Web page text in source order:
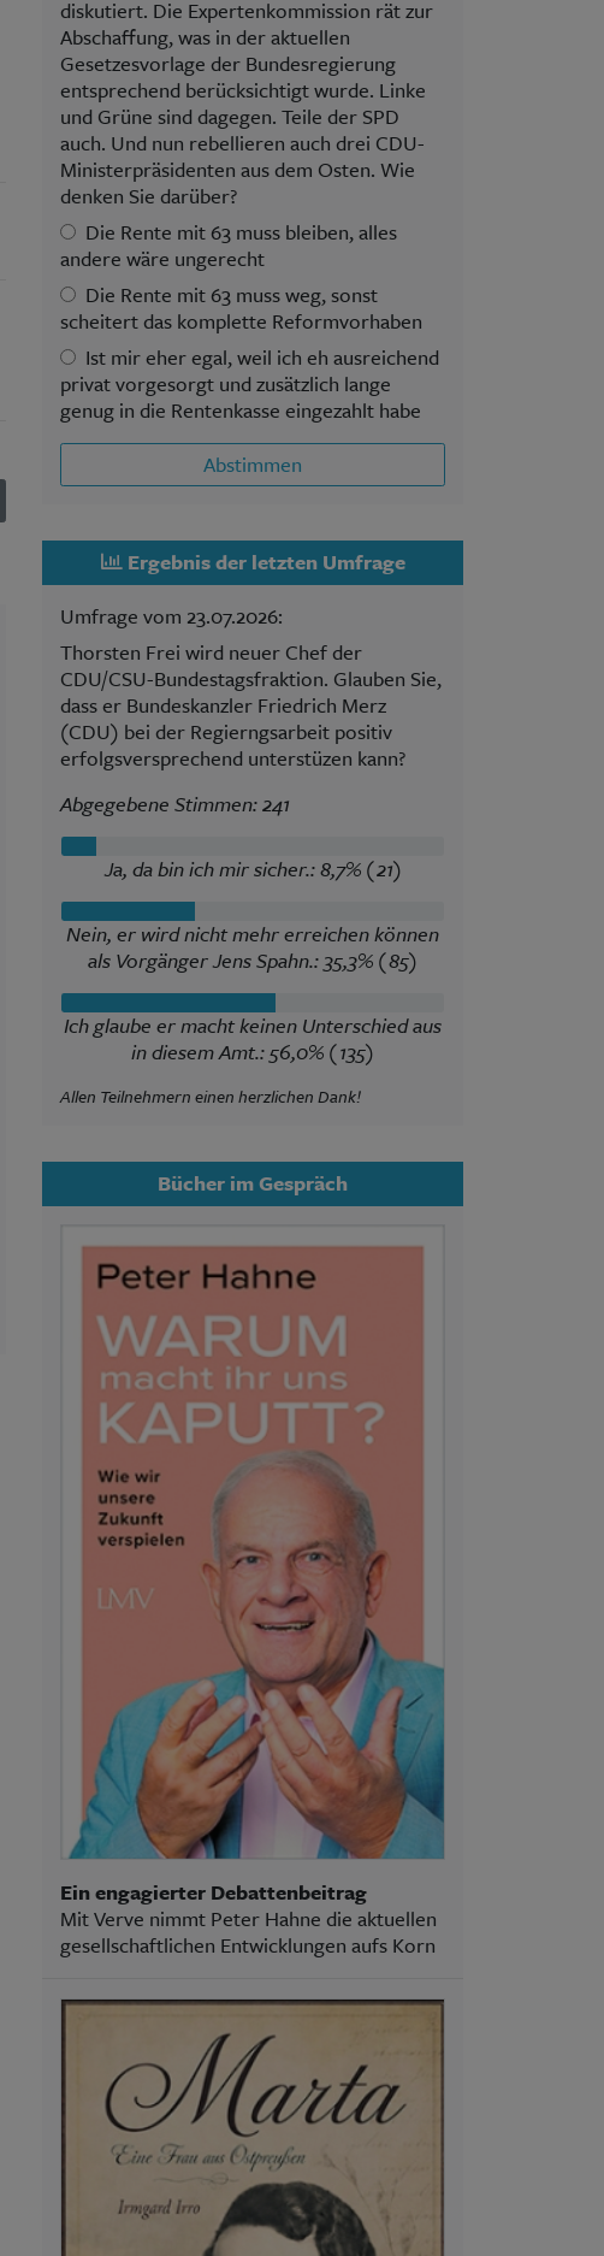
diskutiert. Die Expertenkommission rät zur
Abschaffung, was in der aktuellen
Gesetzesvorlage der Bundesregierung
entsprechend berücksichtigt wurde. Linke
und Grüne sind dagegen. Teile der SPD
auch. Und nun rebellieren auch drei CDU-
Ministerpräsidenten aus dem Osten. Wie
denken Sie darüber?
Die Rente mit 63 muss bleiben, alles
andere wäre ungerecht
Die Rente mit 63 muss weg, sonst
scheitert das komplette Reformvorhaben
Ist mir eher egal, weil ich eh ausreichend
privat vorgesorgt und zusätzlich lange
genug in die Rentenkasse eingezahlt habe
Abstimmen
Ergebnis der letzten Umfrage
Umfrage vom 23.07.2026:
Thorsten Frei wird neuer Chef der
CDU/CSU-Bundestagsfraktion. Glauben Sie,
dass er Bundeskanzler Friedrich Merz
(CDU) bei der Regierngsarbeit positiv
erfolgsversprechend unterstüzen kann?
Abgegebene Stimmen: 241
Ja, da bin ich mir sicher.: 8,7% (21)
Nein, er wird nicht mehr erreichen können
als Vorgänger Jens Spahn.: 35,3% (85)
Ich glaube er macht keinen Unterschied aus
in diesem Amt.: 56,0% (135)
Allen Teilnehmern einen herzlichen Dank!
Bücher im Gespräch
Ein engagierter Debattenbeitrag
Mit Verve nimmt Peter Hahne die aktuellen
gesellschaftlichen Entwicklungen aufs Korn